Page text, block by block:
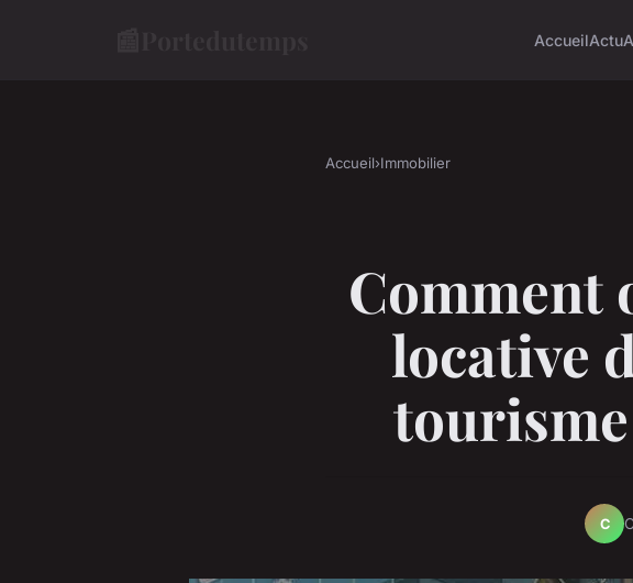
AccueilActu
Accueil›Immobilier
Comment
locative
tourisme
C